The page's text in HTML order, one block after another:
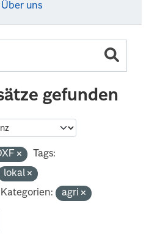
Über uns
gefunden
Tags:
lokal
Kategorien: agri